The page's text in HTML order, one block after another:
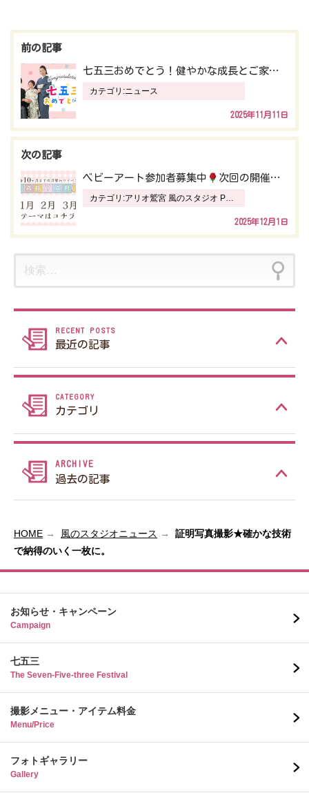
投
稿
ナ
ビ
ゲ
ー
シ
ョ
ン
七五三おめでとう！健やかな成長とご家族のご多幸を心よりお祈り申し上げます
カテゴリ:ニュース
2025年11月11日
ベビーアート参加者募集中 次回の開催情報
カテゴリ:アリオ鷲宮 風のスタジオ Pastel イオンタウン真岡 風のスタジオ CORO イオンモール上尾 風のスタジオ fantasy イオンモール下妻 風のスタジオ ANNEX インターパーク宇都宮 風のスタジオ inpa ウニクス南古谷店 風のスタジオ Le Lien川越 ニュース ハーヴェストウォーク小山 風のスタジオ SWEET ベルモール宇都宮 風のスタジオ Bell 風のスタジオ 古河本店
2025年12月1日
最近の記事
カテゴリ
過去の記事
HOME 風のスタジオニュース
証明写真撮影★確かな技術
で納得のいく一枚に。
お知らせ・キャンペーン
Campaign
七五三
The Seven-Five-three Festival
撮影メニュー・アイテム料金
Menu/Price
フォトギャラリー
Gallery